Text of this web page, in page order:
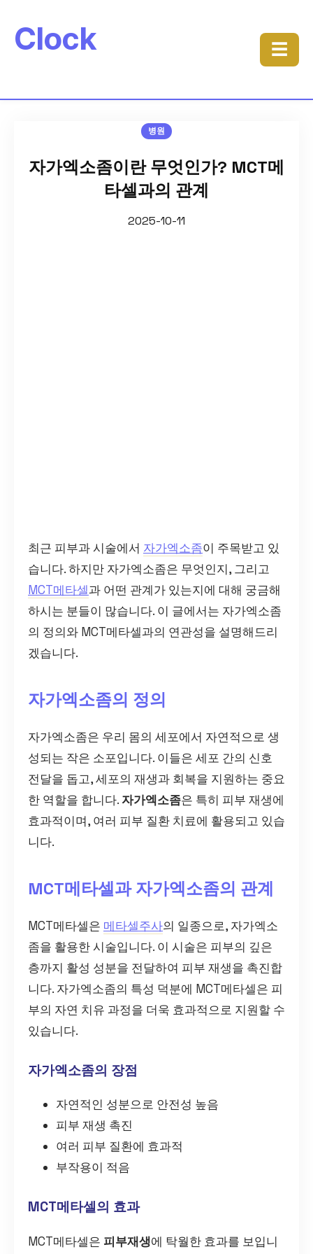
Clock ☰
병원
자가엑소좀이란 무엇인가? MCT메
타셀과의 관계
2025-10-11
최근 피부과 시술에서 자가엑소좀이 주목받고 있
습니다. 하지만 자가엑소좀은 무엇인지, 그리고
MCT메타셀과 어떤 관계가 있는지에 대해 궁금해
하시는 분들이 많습니다. 이 글에서는 자가엑소좀
의 정의와 MCT메타셀과의 연관성을 설명해드리
겠습니다.
자가엑소좀의 정의
자가엑소좀은 우리 몸의 세포에서 자연적으로 생
성되는 작은 소포입니다. 이들은 세포 간의 신호
전달을 돕고, 세포의 재생과 회복을 지원하는 중요
한 역할을 합니다. 자가엑소좀은 특히 피부 재생에
효과적이며, 여러 피부 질환 치료에 활용되고 있습
니다.
MCT메타셀과 자가엑소좀의 관계
MCT메타셀은 메타셀주사의 일종으로, 자가엑소
좀을 활용한 시술입니다. 이 시술은 피부의 깊은
층까지 활성 성분을 전달하여 피부 재생을 촉진합
니다. 자가엑소좀의 특성 덕분에 MCT메타셀은 피
부의 자연 치유 과정을 더욱 효과적으로 지원할 수
있습니다.
자가엑소좀의 장점
자연적인 성분으로 안전성 높음
피부 재생 촉진
여러 피부 질환에 효과적
부작용이 적음
MCT메타셀의 효과
MCT메타셀은 피부재생에 탁월한 효과를 보입니